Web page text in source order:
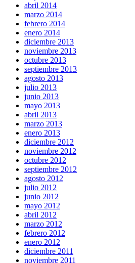
abril 2014
marzo 2014
febrero 2014
enero 2014
diciembre 2013
noviembre 2013
octubre 2013
septiembre 2013
agosto 2013
julio 2013
junio 2013
mayo 2013
abril 2013
marzo 2013
enero 2013
diciembre 2012
noviembre 2012
octubre 2012
septiembre 2012
agosto 2012
julio 2012
junio 2012
mayo 2012
abril 2012
marzo 2012
febrero 2012
enero 2012
diciembre 2011
noviembre 2011